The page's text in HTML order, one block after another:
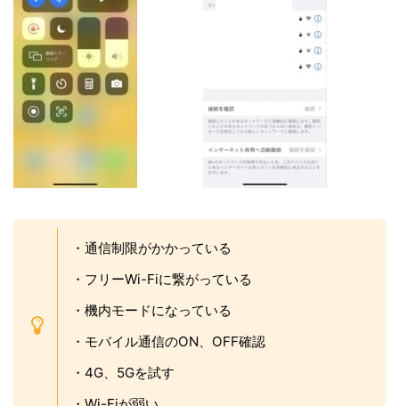
・通信制限がかかっている
・フリーWi-Fiに繋がっている
・機内モードになっている
・モバイル通信のON、OFF確認
・4G、5Gを試す